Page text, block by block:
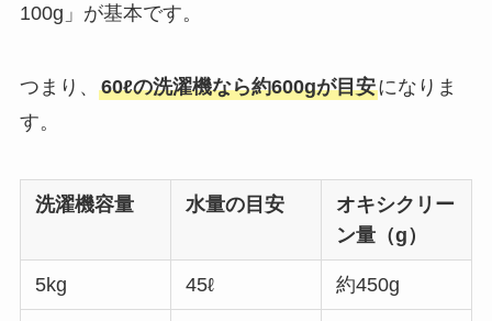
100g」が基本です。
つまり、 60ℓの洗濯機なら約600gが目安になりま
す。
洗濯機容量 水量の目安
オキシクリー
ン量（g）
5kg 45ℓ 約450g